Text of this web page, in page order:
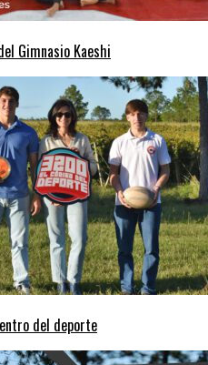
Gimnasio Kaeshi
del deporte